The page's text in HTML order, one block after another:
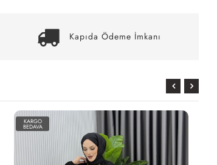
Kapıda Ödeme İmkanı
KARGO
BEDAVA